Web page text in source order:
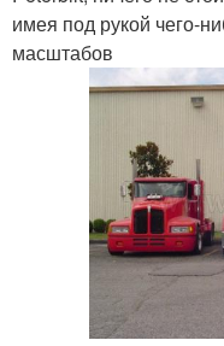
имея под рукой чего-
масштабов